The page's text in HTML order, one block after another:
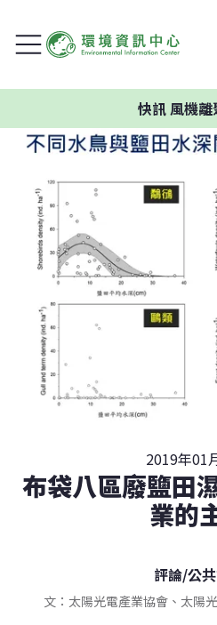
快訊風機離
2019年01
布袋八區廢鹽田
業的
評論/公
文：太陽光電產業協會、太陽